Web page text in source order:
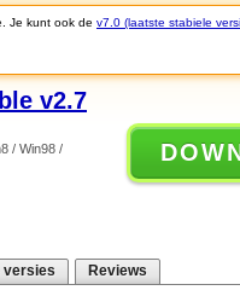
Je kunt ook de v7.0 (laatste stabiele
v2.7
/ Win98 /
versies Reviews